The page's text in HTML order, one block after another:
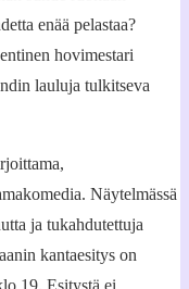
enää pelastaa?
hovimestari
lauluja tulkitseva
Näytelmässä
ja tukahdutettuja
kantaesitys on